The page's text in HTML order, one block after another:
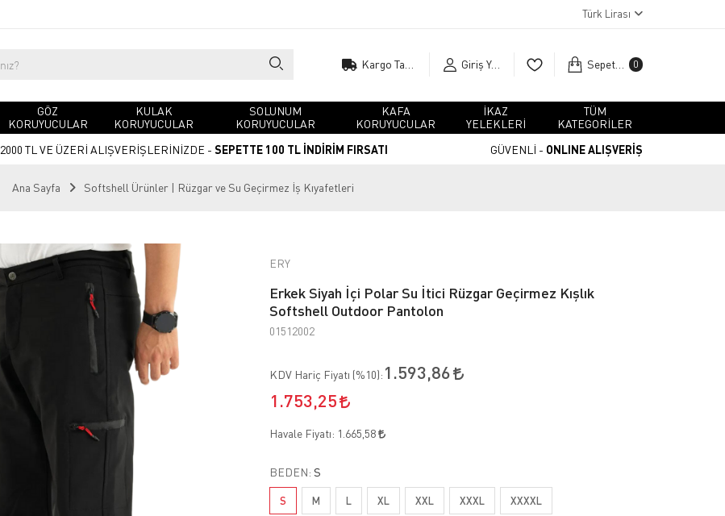
Türk Lirası
Giriş Yap Sepetim 0
GÖZ
KORUYUCULAR
KULAK
KORUYUCULAR
SOLUNUM
KORUYUCULAR
KAFA
KORUYUCULAR
İKAZ
YELEKLERİ
TÜM
KATEGORİLER
2000 TL VE ÜZERİ ALIŞVERİŞLERİNİZDE - SEPETTE 100 TL İNDİRİM FIRSATI GÜVENLİ - ONLINE ALIŞVERİŞ
Ana Sayfa Softshell Ürünler | Rüzgar ve Su Geçirmez İş Kıyafetleri
ERY
Erkek Siyah İçi Polar Su İtici Rüzgar Geçirmez Kışlık
Softshell Outdoor Pantolon
01512002
KDV Hariç Fiyatı (%10): 1.593,86
1.753,25
Havale Fiyatı: 1.665,58
BEDEN: S
S M L XL XXL XXXL XXXXL